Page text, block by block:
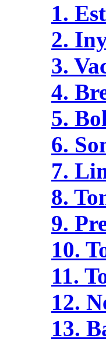
1.
2.
3.
4.
5.
6.
7.
8.
9.
10.
11.
12.
13.